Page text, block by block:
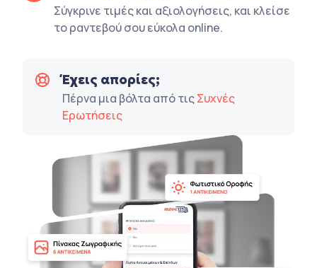
Σύγκρινε τιμές και αξιολογήσεις, και κλείσε
το ραντεβού σου εύκολα online.
Έχεις απορίες;
Πέρνα μια βόλτα από τιςΣυχνές
Ερωτήσεις